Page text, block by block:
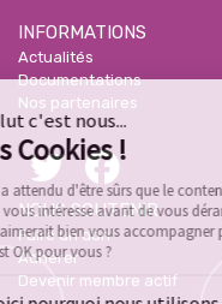
INFORMATIONS
Actualités
Documentations
Nos partenaires
NOUS SOUTENIR
Faire un don
Adhérer
Devenir membre actif